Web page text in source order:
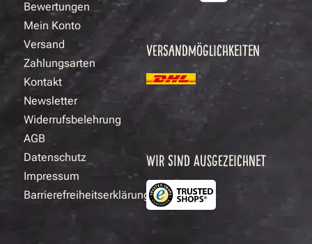
Bewertungen
Mein Konto
Versand
Zahlungsarten
Kontakt
Newsletter
Widerrufsbelehrung
AGB
Datenschutz
Impressum
Barrierefreiheitserklärung
VERSANDMÖGLICHKEITEN
WIR SIND AUSGEZEICHNET